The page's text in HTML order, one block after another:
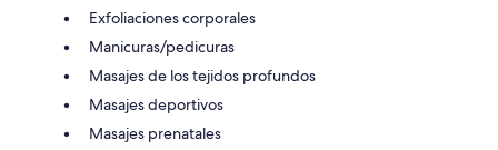
Exfoliaciones corporales
Manicuras/pedicuras
Masajes de los tejidos profundos
Masajes deportivos
Masajes prenatales